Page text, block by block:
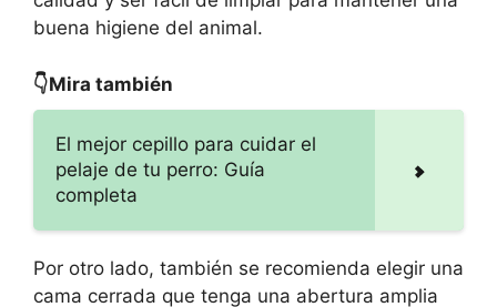
buena higiene del animal.
👇Mira también
El mejor cepillo para cuidar el
pelaje de tu perro: Guía
completa
Por otro lado, también se recomienda elegir una
cama cerrada que tenga una abertura amplia